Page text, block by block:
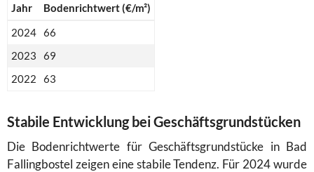
Jahr
Bodenrichtwert (€/m²)
2024 66
2023
69
2022
63
Stabile Entwicklung bei Geschäftsgrundstücken
Die Bodenrichtwerte für Geschäftsgrundstücke in Bad
Fallingbostel zeigen eine stabile Tendenz. Für 2024 wurde